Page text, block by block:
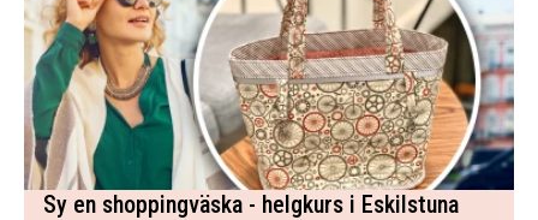
Sy en shoppingväska - helgkurs i Eskilstuna